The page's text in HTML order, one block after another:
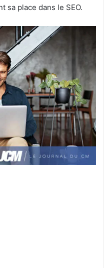
sa place dans le SEO.